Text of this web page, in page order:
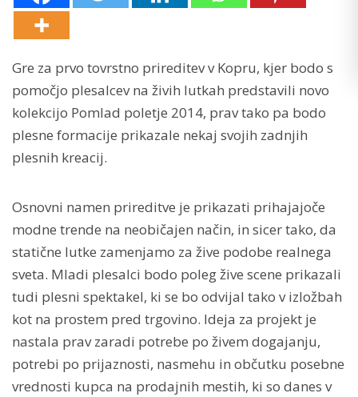
Gre za prvo tovrstno prireditev v Kopru, kjer bodo s
pomočjo plesalcev na živih lutkah predstavili novo
kolekcijo Pomlad poletje 2014, prav tako pa bodo
plesne formacije prikazale nekaj svojih zadnjih
plesnih kreacij.
Osnovni namen prireditve je prikazati prihajajoče
modne trende na neobičajen način, in sicer tako, da
statične lutke zamenjamo za žive podobe realnega
sveta. Mladi plesalci bodo poleg žive scene prikazali
tudi plesni spektakel, ki se bo odvijal tako v izložbah
kot na prostem pred trgovino. Ideja za projekt je
nastala prav zaradi potrebe po živem dogajanju,
potrebi po prijaznosti, nasmehu in občutku posebne
vrednosti kupca na prodajnih mestih, ki so danes v